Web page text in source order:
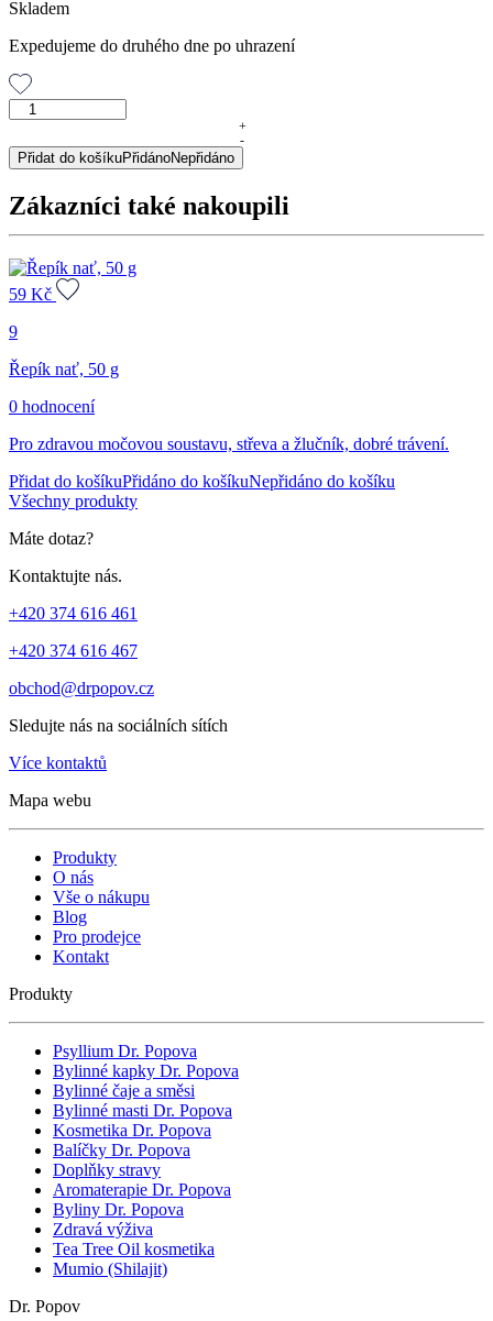
Skladem
Expedujeme do druhého dne po uhrazení
Levandule
50
g
+
-
Přidat do košíkuPřidánoNepřidáno
Zákazníci také nakoupili
59 Kč
9
Řepík nať, 50 g
0 hodnocení
Pro zdravou močovou soustavu, střeva a žlučník, dobré trávení.
Přidat do košíkuPřidáno do košíkuNepřidáno do košíku
Všechny produkty
Máte dotaz?
Kontaktujte nás.
+420 374 616 461
+420 374 616 467
obchod@drpopov.cz
Sledujte nás na sociálních sítích
Více kontaktů
Mapa webu
Produkty
O nás
Vše o nákupu
Blog
Pro prodejce
Kontakt
Produkty
Psyllium Dr. Popova
Bylinné kapky Dr. Popova
Bylinné čaje a směsi
Bylinné masti Dr. Popova
Kosmetika Dr. Popova
Balíčky Dr. Popova
Doplňky stravy
Aromaterapie Dr. Popova
Byliny Dr. Popova
Zdravá výživa
Tea Tree Oil kosmetika
Mumio (Shilajit)
Dr. Popov